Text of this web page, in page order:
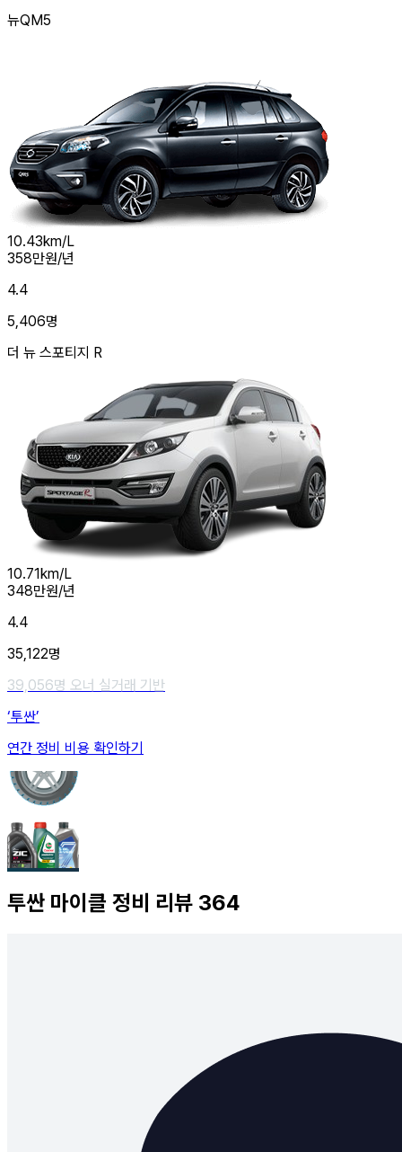
뉴QM5
10.43km/L
358만원/년
4.4
5,406명
더 뉴 스포티지 R
10.71km/L
348만원/년
4.4
35,122명
39,056명 오너 실거래 기반
‘투싼’
연간 정비 비용 확인하기
투싼 마이클 정비 리뷰 364